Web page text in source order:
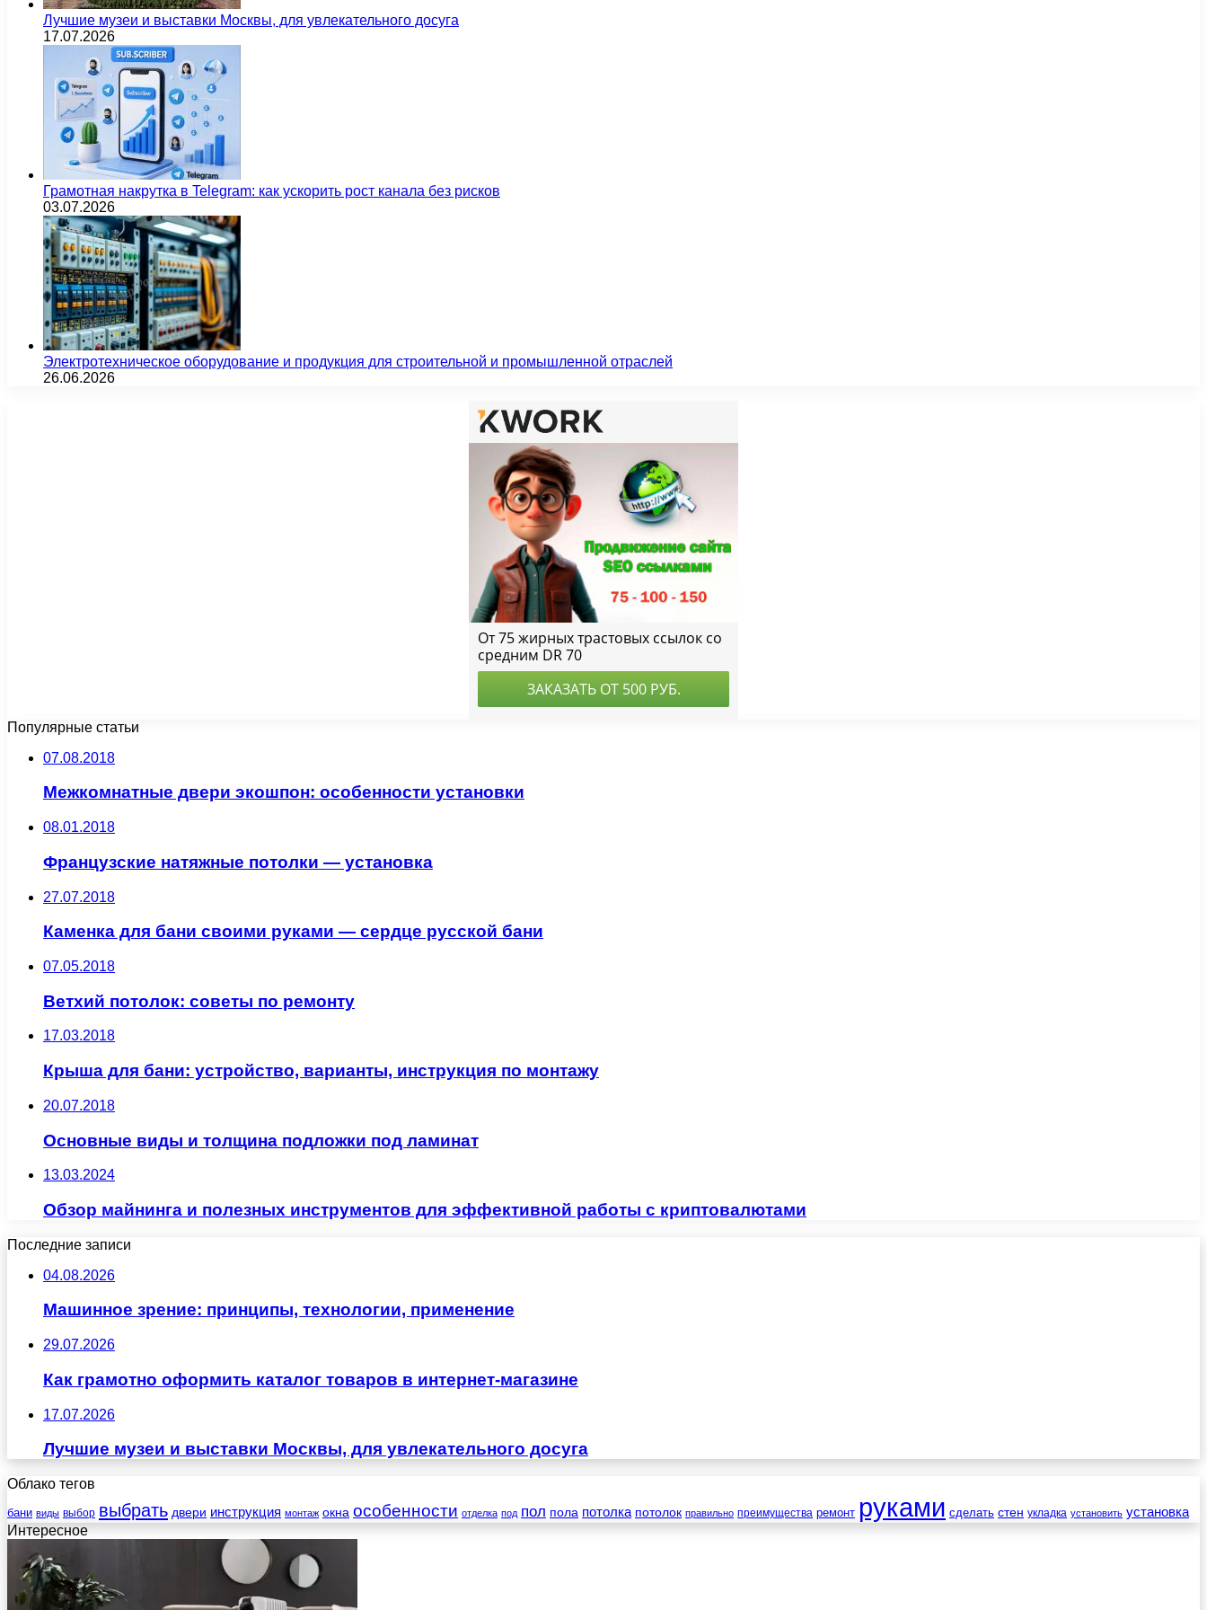
Лучшие музеи и выставки Москвы, для увлекательного досуга
17.07.2026
Грамотная накрутка в Telegram: как ускорить рост канала без рисков
03.07.2026
Электротехническое оборудование и продукция для строительной и промышленной отраслей
26.06.2026
Популярные статьи
07.08.2018
Межкомнатные двери экошпон: особенности установки
08.01.2018
Французские натяжные потолки — установка
27.07.2018
Каменка для бани своими руками — сердце русской бани
07.05.2018
Ветхий потолок: советы по ремонту
17.03.2018
Крыша для бани: устройство, варианты, инструкция по монтажу
20.07.2018
Основные виды и толщина подложки под ламинат
13.03.2024
Обзор майнинга и полезных инструментов для эффективной работы с криптовалютами
Последние записи
04.08.2026
Машинное зрение: принципы, технологии, применение
29.07.2026
Как грамотно оформить каталог товаров в интернет-магазине
17.07.2026
Лучшие музеи и выставки Москвы, для увлекательного досуга
Облако тегов
бани виды выбор выбрать двери инструкция монтаж окна особенности отделка под пол пола потолка потолок правильно преимущества ремонт руками сделать стен укладка установить установка
Интересное